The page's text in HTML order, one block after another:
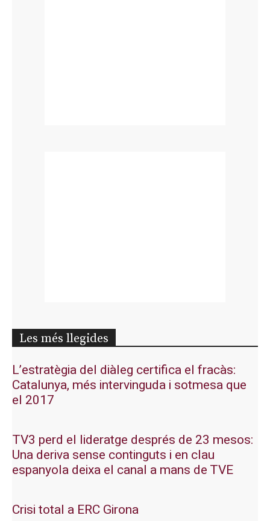
Les més llegides
L’estratègia del diàleg certifica el fracàs:
Catalunya, més intervinguda i sotmesa que
el 2017
TV3 perd el lideratge després de 23 mesos:
Una deriva sense continguts i en clau
espanyola deixa el canal a mans de TVE
Crisi total a ERC Girona